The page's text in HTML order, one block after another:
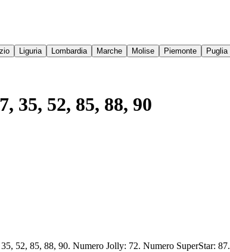
Liguria Lombardia Marche Molise Piemonte Puglia
35, 52, 85, 88, 90
52, 85, 88, 90. Numero Jolly: 72. Numero SuperStar: 87.